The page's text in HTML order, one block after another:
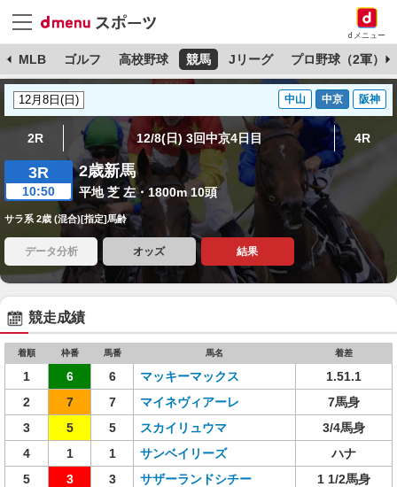
dメニュー
MLB ゴルフ 高校野球 競馬 Jリーグ プロ野球（2軍）
中山 中京 阪神
2R 12/8(日) 3回中京4日目 4R
3R
10:50
2歳新馬
平地 芝 左・1800m 10頭
サラ系 2歳 (混合)[指定]馬齢
データ分析 オッズ 結果
競走成績
着順 枠番 馬番 馬名 着差
1 6 6 マッキーマックス
1.51.1
2
7 7 マイネヴィアーレ
7馬身
3
5 5 スカイリュウマ
3/4馬身
4
1 1 サンベイリーズ
ハナ
5
3 3 サザーランドシチー
1 1/2馬身